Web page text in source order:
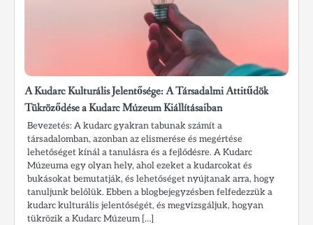
A Kudarc Kulturális Jelentősége: A Társadalmi Attitűdök
Tükröződése a Kudarc Múzeum Kiállításaiban
Bevezetés: A kudarc gyakran tabunak számít a
társadalomban, azonban az elismerése és megértése
lehetőséget kínál a tanulásra és a fejlődésre. A Kudarc
Múzeuma egy olyan hely, ahol ezeket a kudarcokat és
bukásokat bemutatják, és lehetőséget nyújtanak arra, hogy
tanuljunk belőlük. Ebben a blogbejegyzésben felfedezzük a
kudarc kulturális jelentőségét, és megvizsgáljuk, hogyan
tükrözik a Kudarc Múzeum […]